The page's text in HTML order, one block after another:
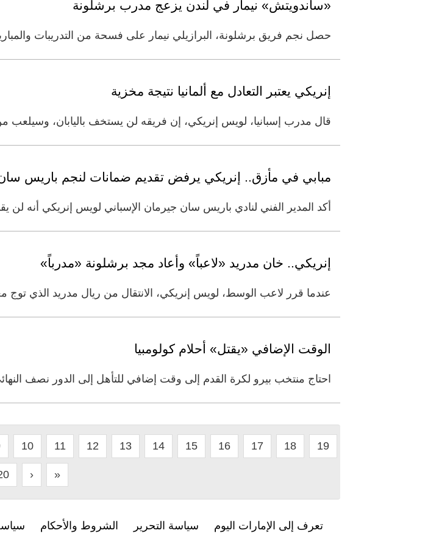
«ساندويتش» نيمار في لندن يزعج مدرب برشلونة
حصل نجم فريق برشلونة، البرازيلي نيمار على فسحة من التدريبات
إنريكي يعتبر التعادل مع ألمانيا نتيجة مخزية
قال مدرب إسبانيا، لويس إنريكي، إن فريقه لن يستخف باليابان، وسيلعب
مبابي في مأزق.. إنريكي يرفض تقديم ضمانات لنجم باريس
أكد المدير الفني لنادي باريس سان جيرمان الإسباني لويس إنريكي أنه لن
إنريكي.. خان مدريد «لاعباً» وأعاد مجد برشلونة «مدرباً»
عندما قرر لاعب الوسط، لويس إنريكي، الانتقال من ريال مدريد الذي توج
الوقت الإضافي «يقتل» أحلام كولومبيا
احتاج منتخب بيرو لكرة القدم إلى وقت إضافي للتأهل إلى الدور نصف
10 11 12 13 14 15 16 17 18 19
› »
تعرف إلى الإمارات اليوم سياسة التحرير الشروط والأحكام